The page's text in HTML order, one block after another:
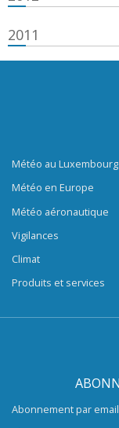
2011
Météo au Luxembourg
Météo en Europe
Météo aéronautique
Vigilances
Climat
Produits et services
Abonnement par email